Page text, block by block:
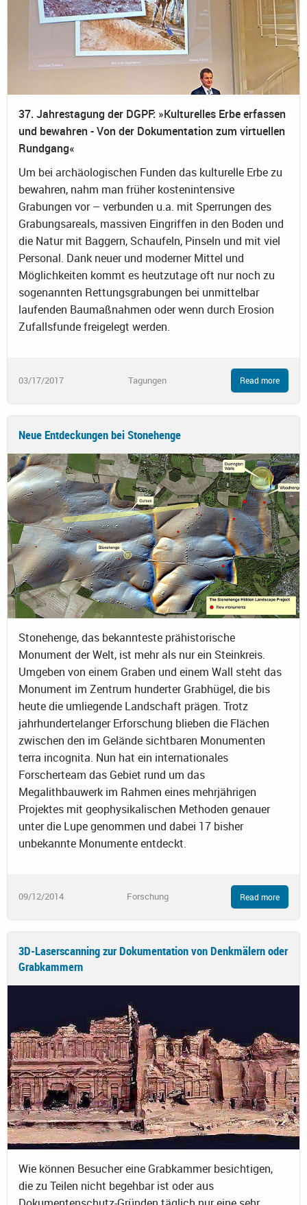
37. Jahrestagung der DGPF: »Kulturelles Erbe erfassen
und bewahren - Von der Dokumentation zum virtuellen
Rundgang«
Um bei archäologischen Funden das kulturelle Erbe zu
bewahren, nahm man früher kostenintensive
Grabungen vor – verbunden u.a. mit Sperrungen des
Grabungsareals, massiven Eingriffen in den Boden und
die Natur mit Baggern, Schaufeln, Pinseln und mit viel
Personal. Dank neuer und moderner Mittel und
Möglichkeiten kommt es heutzutage oft nur noch zu
sogenannten Rettungsgrabungen bei unmittelbar
laufenden Baumaßnahmen oder wenn durch Erosion
Zufallsfunde freigelegt werden.
03/17/2017 Tagungen Read more
Neue Entdeckungen bei Stonehenge
Stonehenge, das bekannteste prähistorische
Monument der Welt, ist mehr als nur ein Steinkreis.
Umgeben von einem Graben und einem Wall steht das
Monument im Zentrum hunderter Grabhügel, die bis
heute die umliegende Landschaft prägen. Trotz
jahrhundertelanger Erforschung blieben die Flächen
zwischen den im Gelände sichtbaren Monumenten
terra incognita. Nun hat ein internationales
Forscherteam das Gebiet rund um das
Megalithbauwerk im Rahmen eines mehrjährigen
Projektes mit geophysikalischen Methoden genauer
unter die Lupe genommen und dabei 17 bisher
unbekannte Monumente entdeckt.
09/12/2014 Forschung Read more
3D-Laserscanning zur Dokumentation von Denkmälern oder
Grabkammern
Wie können Besucher eine Grabkammer besichtigen,
die zu Teilen nicht begehbar ist oder aus